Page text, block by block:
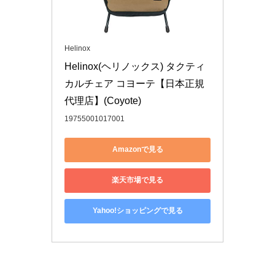
Helinox
Helinox(ヘリノックス) タクティ
カルチェア コヨーテ【日本正規
代理店】(Coyote)
19755001017001
Amazonで見る
楽天市場で見る
Yahoo!ショッピングで見る